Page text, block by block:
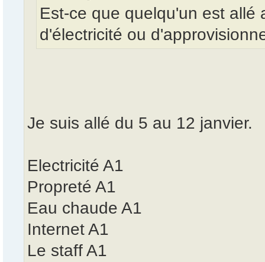
Est-ce que quelqu'un est allé
d'électricité ou
Je suis allé du 5 au 12 janvier.
Electricité A1
Propreté A1
Eau chaude A1
Internet A1
Le staff A1